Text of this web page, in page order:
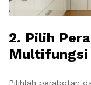
2. Pilih
Multifungsi
Pilihlah perabotan